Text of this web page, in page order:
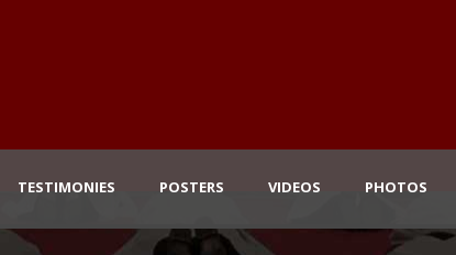
TESTIMONIES POSTERS VIDEOS PHOTOS